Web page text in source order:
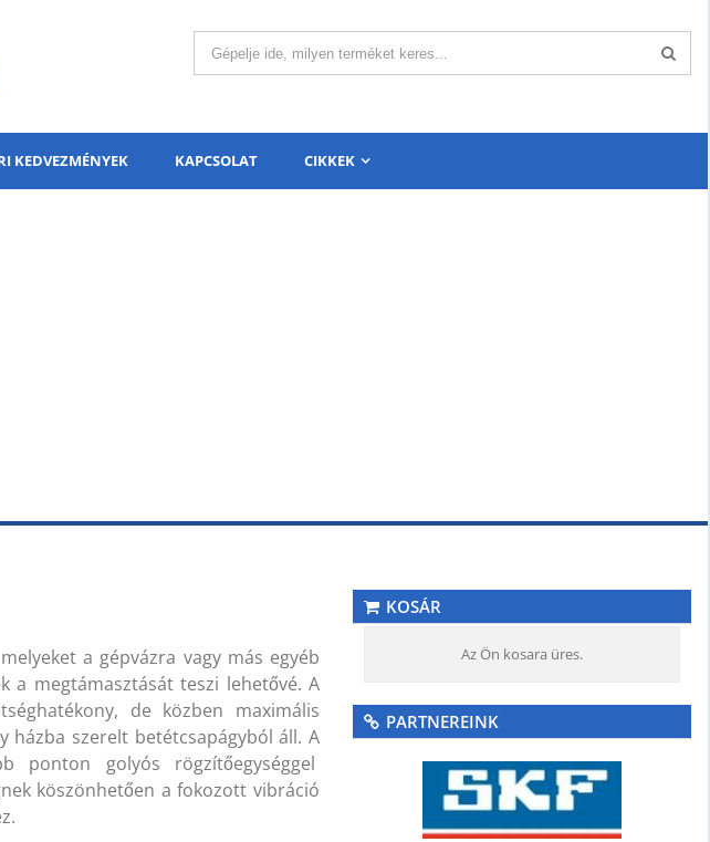
KEDVEZMÉNYEK KAPCSOLAT CIKKEK
a gépvázra vagy más egyéb
a megtámasztását teszi lehetővé. A
de közben maximális
házba szerelt betétcsapágyból áll. A
ponton golyós rögzítőegységgel
köszönhetően a fokozott vibráció
KOSÁR
Az Ön kosara üres.
PARTNEREINK